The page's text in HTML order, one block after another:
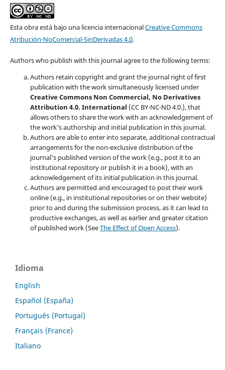
Esta obra está bajo una licencia internacionalCreative Commons
Atribución-NoComercial-SinDerivadas 4.0.
Authors who publish with this journal agree to the following terms:
Authors retain copyright and grant the journal right of first
publication with the work simultaneously licensed under
Creative Commons Non Commercial, No Derivatives
Attribution 4.0. International (CC BY-NC-ND 4.0.), that
allows others to share the work with an acknowledgement of
the work's authorship and initial publication in this journal.
Authors are able to enter into separate, additional contractual
arrangements for the non-exclusive distribution of the
journal's published version of the work (e.g., post it to an
institutional repository or publish it in a book), with an
acknowledgement of its initial publication in this journal.
Authors are permitted and encouraged to post their work
online (e.g., in institutional repositories or on their website)
prior to and during the submission process, as it can lead to
productive exchanges, as well as earlier and greater citation
of published work (SeeThe Effect of Open Access).
Idioma
English
Español (España)
Português (Portugal)
Français (France)
Italiano